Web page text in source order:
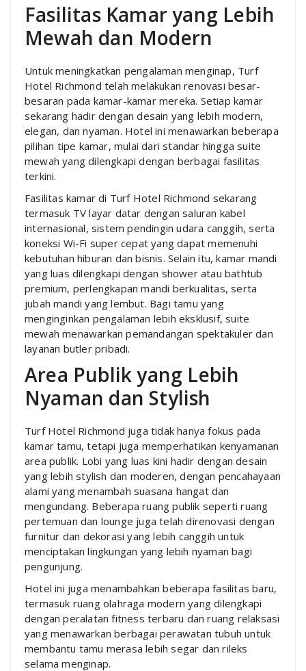
Fasilitas Kamar yang Lebih
Mewah dan Modern
Untuk meningkatkan pengalaman menginap, Turf
Hotel Richmond telah melakukan renovasi besar-
besaran pada kamar-kamar mereka. Setiap kamar
sekarang hadir dengan desain yang lebih modern,
elegan, dan nyaman. Hotel ini menawarkan beberapa
pilihan tipe kamar, mulai dari standar hingga suite
mewah yang dilengkapi dengan berbagai fasilitas
terkini.
Fasilitas kamar di Turf Hotel Richmond sekarang
termasuk TV layar datar dengan saluran kabel
internasional, sistem pendingin udara canggih, serta
koneksi Wi-Fi super cepat yang dapat memenuhi
kebutuhan hiburan dan bisnis. Selain itu, kamar mandi
yang luas dilengkapi dengan shower atau bathtub
premium, perlengkapan mandi berkualitas, serta
jubah mandi yang lembut. Bagi tamu yang
menginginkan pengalaman lebih eksklusif, suite
mewah menawarkan pemandangan spektakuler dan
layanan butler pribadi.
Area Publik yang Lebih
Nyaman dan Stylish
Turf Hotel Richmond juga tidak hanya fokus pada
kamar tamu, tetapi juga memperhatikan kenyamanan
area publik. Lobi yang luas kini hadir dengan desain
yang lebih stylish dan moderen, dengan pencahayaan
alami yang menambah suasana hangat dan
mengundang. Beberapa ruang publik seperti ruang
pertemuan dan lounge juga telah direnovasi dengan
furnitur dan dekorasi yang lebih canggih untuk
menciptakan lingkungan yang lebih nyaman bagi
pengunjung.
Hotel ini juga menambahkan beberapa fasilitas baru,
termasuk ruang olahraga modern yang dilengkapi
dengan peralatan fitness terbaru dan ruang relaksasi
yang menawarkan berbagai perawatan tubuh untuk
membantu tamu merasa lebih segar dan rileks
selama menginap.